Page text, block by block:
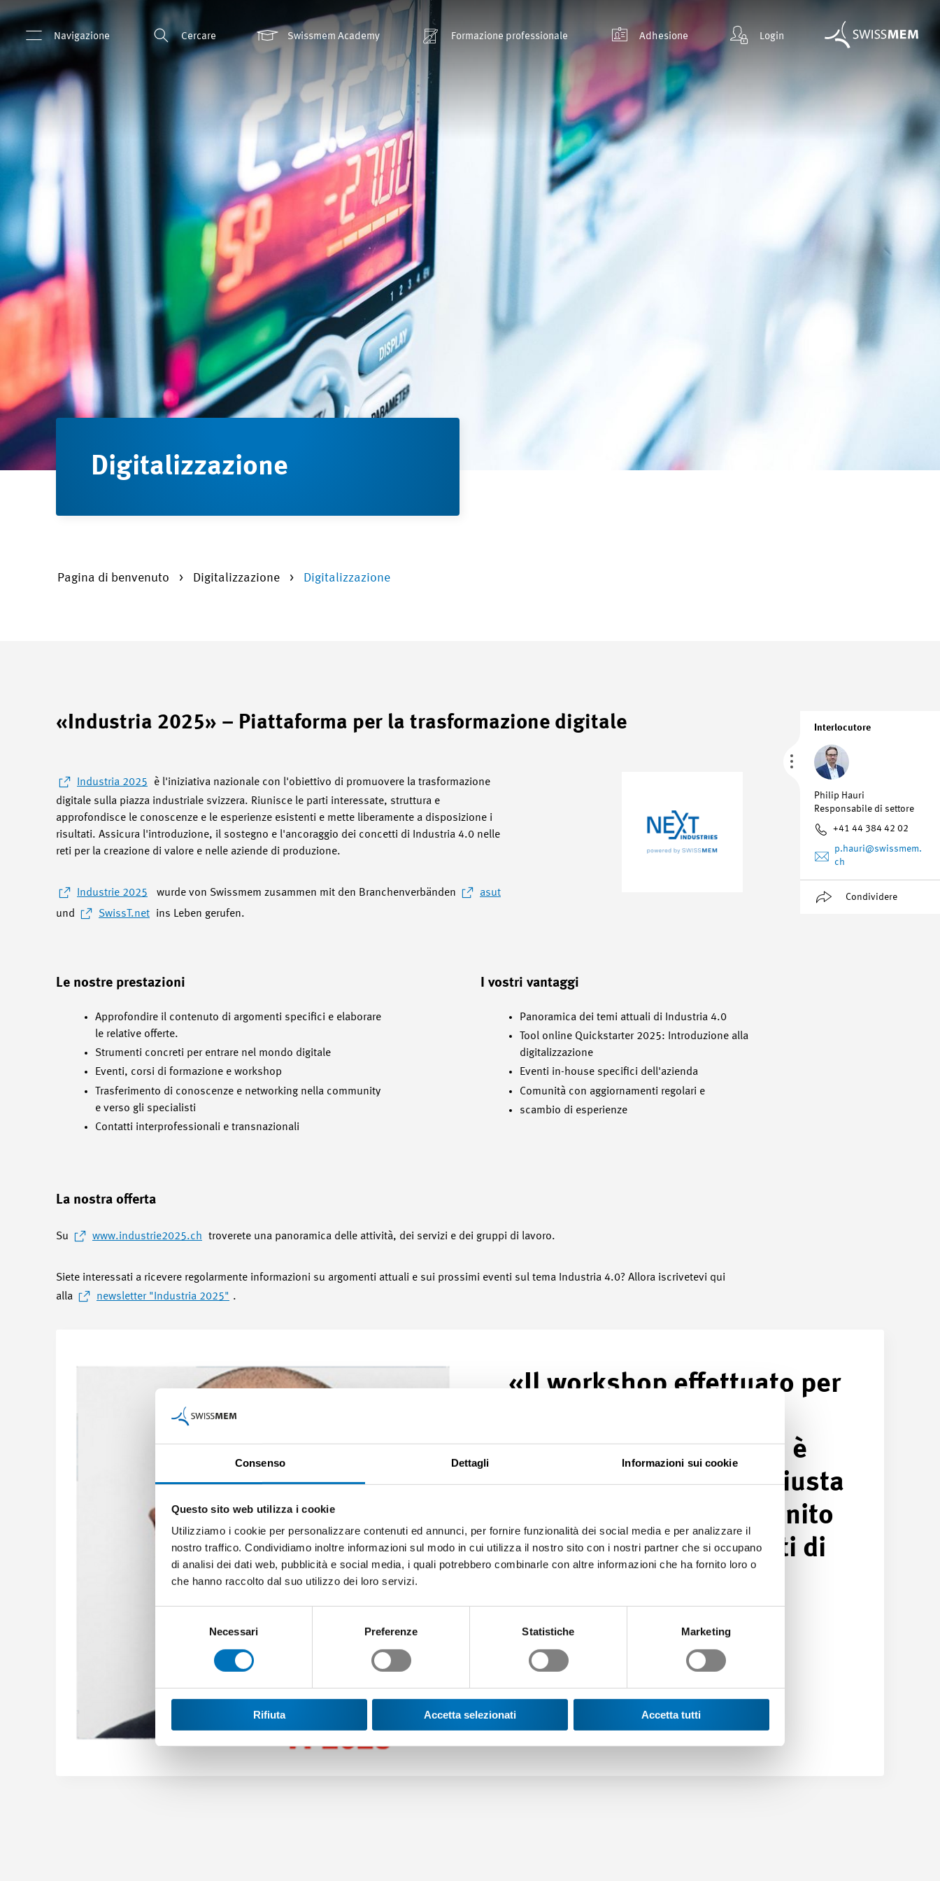
Consenso Dettagli Informazioni sui cookie
Questo sito web utilizza i cookie
Utilizziamo i cookie per personalizzare contenuti ed annunci, per fornire funzionalità dei social media e per analizzare il
nostro traffico. Condividiamo inoltre informazioni sul modo in cui utilizza il nostro sito con i nostri partner che si occupano
di analisi dei dati web, pubblicità e social media, i quali potrebbero combinarle con altre informazioni che ha fornito loro o
che hanno raccolto dal suo utilizzo dei loro servizi.
Necessari Preferenze Statistiche Marketing
Rifiuta Accetta selezionati Accetta tutti
Navigazione Cercare Swissmem Academy Formazione professionale Adhesione Login
Digitalizzazione
Pagina di benvenuto Digitalizzazione Digitalizzazione
Interlocutore
Philip Hauri
Responsabile di settore
+41 44 384 42 02
p.hauri@swissmem.
ch
Condividere
«Industria 2025» – Piattaforma per la trasformazione digitale
Industria 2025
è l'iniziativa nazionale con l'obiettivo di promuovere la trasformazione
digitale sulla piazza industriale svizzera. Riunisce le parti interessate, struttura e
approfondisce le conoscenze e le esperienze esistenti e mette liberamente a disposizione i
risultati. Assicura l'introduzione, il sostegno e l'ancoraggio dei concetti di Industria 4.0 nelle
reti per la creazione di valore e nelle aziende di produzione.
Industrie 2025 wurde von Swissmem zusammen mit den Branchenverbänden
asut
und
SwissT.net ins Leben gerufen.
Le nostre prestazioni
Approfondire il contenuto di argomenti specifici e elaborare
le relative offerte.
Strumenti concreti per entrare nel mondo digitale
Eventi, corsi di formazione e workshop
Trasferimento di conoscenze e networking nella community
e verso gli specialisti
Contatti interprofessionali e transnazionali
I vostri vantaggi
Panoramica dei temi attuali di Industria 4.0
Tool online Quickstarter 2025: Introduzione alla
digitalizzazione
Eventi in-house specifici dell'azienda
Comunità con aggiornamenti regolari e
scambio di esperienze
La nostra offerta
Su www.industrie2025.ch troverete una panoramica delle attività, dei servizi e dei gruppi di lavoro.
Siete interessati a ricevere regolarmente informazioni su argomenti attuali e sui prossimi eventi sul tema Industria 4.0? Allora iscrivetevi qui
alla
newsletter "Industria 2025" .
«Il workshop effettuato per
ambito di Industria 4.0 è
stato proprio la cosa giusta
per PWB. Abbiamo definito
e affrontato tre progetti di
PWB AG Alstätten
Manuel Enriquez, Head of Sales & Marketing